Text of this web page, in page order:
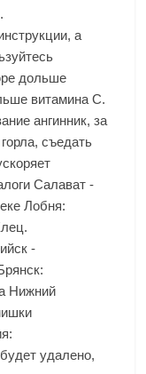
а
дольше
витамина С.
ангинник, за
съедать
Салават -
Лобня:
-
Нижний
удалено,